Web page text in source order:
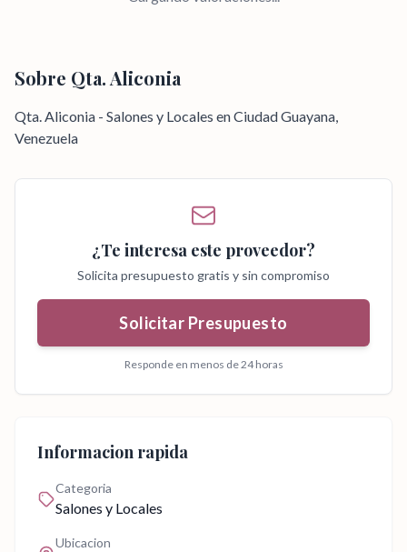
Sobre Qta. Aliconia
Qta. Aliconia - Salones y Locales en Ciudad Guayana,
Venezuela
¿Te interesa este proveedor?
Solicita presupuesto gratis y sin compromiso
Solicitar Presupuesto
Responde en menos de 24 horas
Informacion rapida
Categoria
Salones y Locales
Ubicacion